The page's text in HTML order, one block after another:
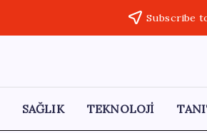
Subscribe
SAĞLIK TEKNOLOJİ